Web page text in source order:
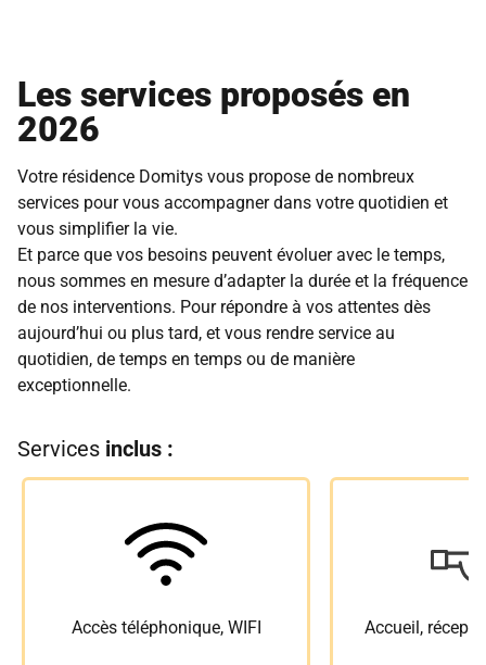
Les services proposés en
2026
Votre résidence Domitys vous propose de nombreux
services pour vous accompagner dans votre quotidien et
vous simplifier la vie.
Et parce que vos besoins peuvent évoluer avec le temps,
nous sommes en mesure d’adapter la durée et la fréquence
de nos interventions. Pour répondre à vos attentes dès
aujourd’hui ou plus tard, et vous rendre service au
quotidien, de temps en temps ou de manière
exceptionnelle.
Services inclus :
Accès téléphonique, WIFI Accueil,